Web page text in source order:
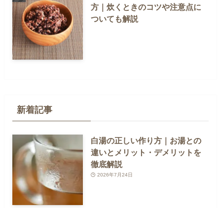
方｜炊くときのコツや注意点に
ついても解説
新着記事
白湯の正しい作り方｜お湯との
違いとメリット・デメリットを
徹底解説
2026年7月24日